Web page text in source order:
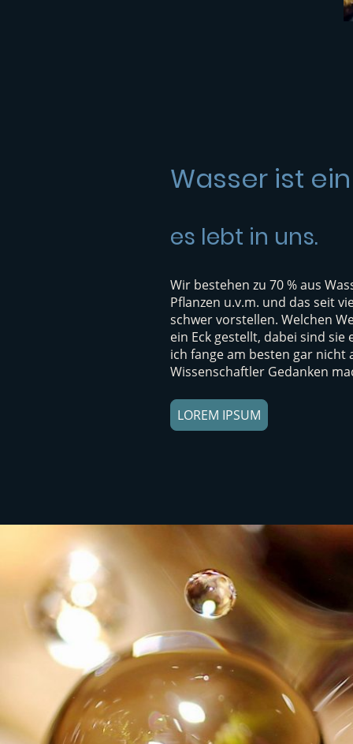
Wasser ist
es lebt in uns.
Wir bestehen zu 70 % aus
Pflanzen u.v.m. und das seit
schwer vorstellen. Welchen
ein Eck gestellt, dabei sind
ich fange am besten gar
Wissenschaftler Gedanken
LOREM IPSUM